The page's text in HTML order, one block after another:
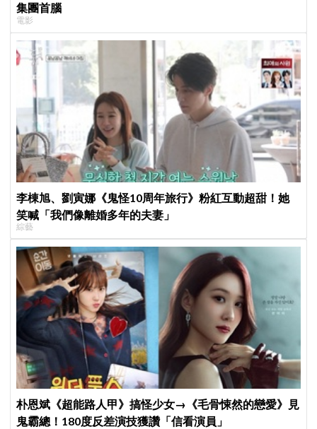
集團首腦
電影
李棟旭、劉寅娜《鬼怪10周年旅行》粉紅互動超甜！她
笑喊「我們像離婚多年的夫妻」
綜藝
朴恩斌《超能路人甲》搞怪少女→《毛骨悚然的戀愛》見
鬼霸總！180度反差演技獲讚「信看演員」